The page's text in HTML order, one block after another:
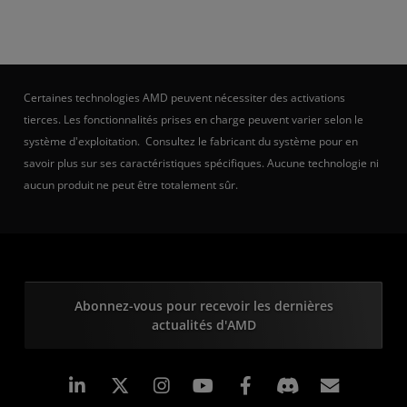
Certaines technologies AMD peuvent nécessiter des activations
tierces. Les fonctionnalités prises en charge peuvent varier selon le
système d'exploitation. Consultez le fabricant du système pour en
savoir plus sur ses caractéristiques spécifiques. Aucune technologie ni
aucun produit ne peut être totalement sûr.
Abonnez-vous pour recevoir les dernières
actualités d'AMD
LinkedIn Instagram Facebook